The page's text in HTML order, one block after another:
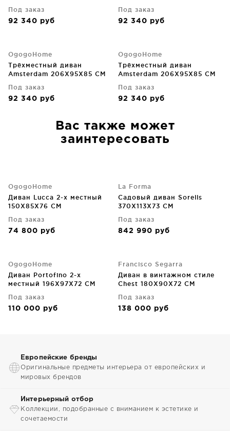
Под заказ
92 340 руб
Под заказ
92 340 руб
OgogoHome
Трёхместный диван
Amsterdam 206X95X85 CM
Под заказ
92 340 руб
OgogoHome
Трёхместный диван
Amsterdam 206X95X85 CM
Под заказ
92 340 руб
Вас также может
заинтересовать
OgogoHome
Диван Lucca 2-х местный
150X85X76 CM
Под заказ
74 800 руб
La Forma
Садовый диван Sorells
370X113X73 CM
Под заказ
842 990 руб
OgogoHome
Диван Portofino 2-х
местный 196X97X72 CM
Под заказ
110 000 руб
Francisco Segarra
Диван в винтажном стиле
Chest 180X90X72 CM
Под заказ
138 000 руб
Европейские бренды
Оригинальные предметы интерьера от европейских и
мировых брендов
Интерьерный отбор
Коллекции, подобранные с вниманием к эстетике и
сочетаемости